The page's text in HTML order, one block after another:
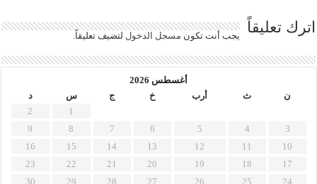
اترك تعليقاً يجب أنت تكون مسجل الدخول لتضيف تعليقاً.
أغسطس 2026
ن
ث أرب خ ج س
د
1
2
3
4
5
6
7
8
9
10
11
12
13
14
15
16
17
18
19
20
21
22
23
24
25
26
27
28
29
30